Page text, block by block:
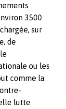
3500
sur
de
ou les
comme la
lutte